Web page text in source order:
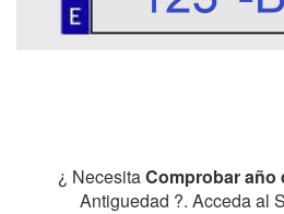
¿ NecesitaComprobar año
Antiguedad ?. Acceda al